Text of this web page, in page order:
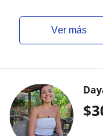
ver más
$